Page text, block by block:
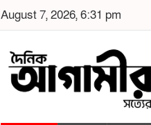
August 7, 2026, 6:31 pm